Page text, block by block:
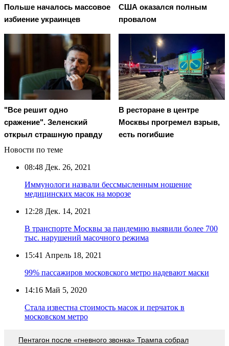
Польше началось массовое
избиение украинцев
США оказался полным
провалом
"Все решит одно
сражение". Зеленский
открыл страшную правду
В ресторане в центре
Москвы прогремел взрыв,
есть погибшие
Новости по теме
08:48 Дек. 26, 2021
Иммунологи назвали бессмысленным ношение
медицинских масок на морозе
12:28 Дек. 14, 2021
В транспорте Москвы за пандемию выявили более 700
тыс. нарушений масочного режима
15:41 Апрель 18, 2021
99% пассажиров московского метро надевают маски
14:16 Май 5, 2020
Стала известна стоимость масок и перчаток в
московском метро
Пентагон после «гневного звонка» Трампа собрал